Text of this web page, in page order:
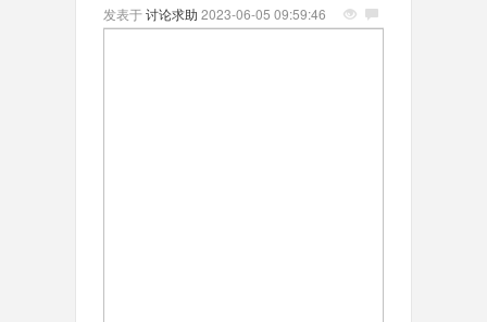
发表于讨论求助 2023-06-05 09:59:46